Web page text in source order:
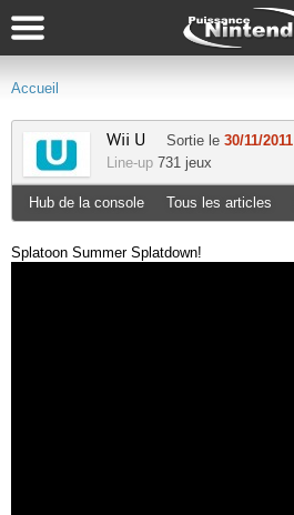
Accueil
Wii U Sortie le 30/11/2011
Line-up 731 jeux
Hub de la console Tous les articles
Splatoon Summer Splatdown!